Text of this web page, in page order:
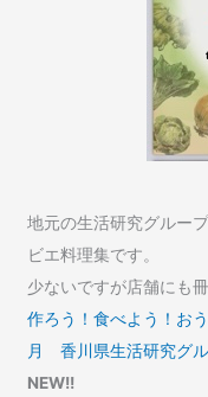
地元の生活研究グルー
ビエ料理集です。
少ないですが店舗にも
作ろう！食べよう！お
月 香川県生活研究グル
NEW!!